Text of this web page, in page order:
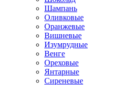
Шампань
Оливковые
Оранжевые
Вишневые
Изумрудные
Венге
Ореховые
Янтарные
Сиреневые